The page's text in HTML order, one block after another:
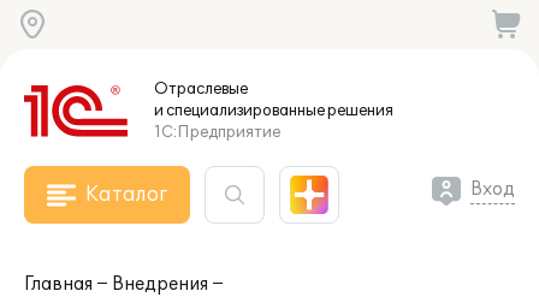
Отраслевые
и специализированныерешения
1С:Предприятие
Каталог Вход
Главная
Внедрения